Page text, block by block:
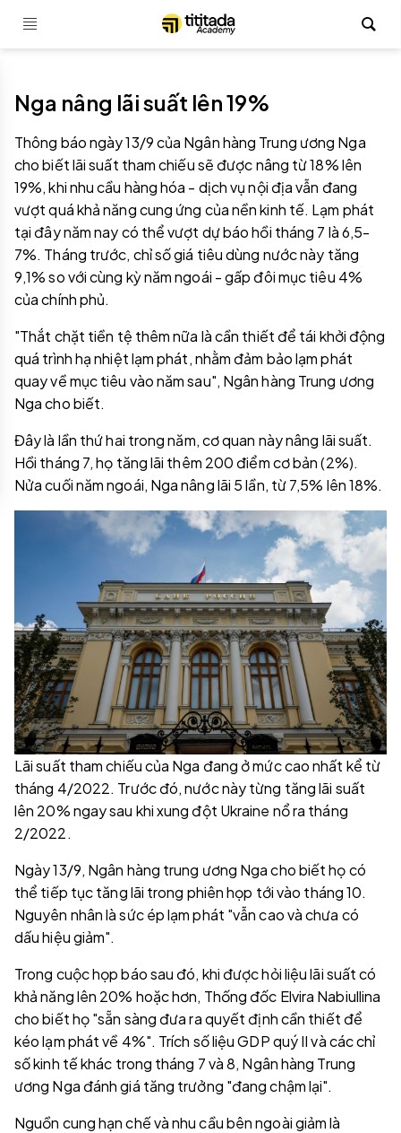
Nga nâng lãi suất lên 19%
Thông báo ngày 13/9 của Ngân hàng Trung ương Nga
cho biết lãi suất tham chiếu sẽ được nâng từ 18% lên
19%, khi nhu cầu hàng hóa - dịch vụ nội địa vẫn đang
vượt quá khả năng cung ứng của nền kinh tế. Lạm phát
tại đây năm nay có thể vượt dự báo hồi tháng 7 là 6,5-
7%. Tháng trước, chỉ số giá tiêu dùng nước này tăng
9,1% so với cùng kỳ năm ngoái - gấp đôi mục tiêu 4%
của chính phủ.
"Thắt chặt tiền tệ thêm nữa là cần thiết để tái khởi động
quá trình hạ nhiệt lạm phát, nhằm đảm bảo lạm phát
quay về mục tiêu vào năm sau", Ngân hàng Trung ương
Nga cho biết.
Đây là lần thứ hai trong năm, cơ quan này nâng lãi suất.
Hồi tháng 7, họ tăng lãi thêm 200 điểm cơ bản (2%).
Nửa cuối năm ngoái, Nga nâng lãi 5 lần, từ 7,5% lên 18%.
Lãi suất tham chiếu của Nga đang ở mức cao nhất kể từ
tháng 4/2022. Trước đó, nước này từng tăng lãi suất
lên 20% ngay sau khi xung đột Ukraine nổ ra tháng
2/2022.
Ngày 13/9, Ngân hàng trung ương Nga cho biết họ có
thể tiếp tục tăng lãi trong phiên họp tới vào tháng 10.
Nguyên nhân là sức ép lạm phát "vẫn cao và chưa có
dấu hiệu giảm".
Trong cuộc họp báo sau đó, khi được hỏi liệu lãi suất có
khả năng lên 20% hoặc hơn, Thống đốc Elvira Nabiullina
cho biết họ "sẵn sàng đưa ra quyết định cần thiết để
kéo lạm phát về 4%". Trích số liệu GDP quý II và các chỉ
số kinh tế khác trong tháng 7 và 8, Ngân hàng Trung
ương Nga đánh giá tăng trưởng "đang chậm lại".
Nguồn cung hạn chế và nhu cầu bên ngoài giảm là